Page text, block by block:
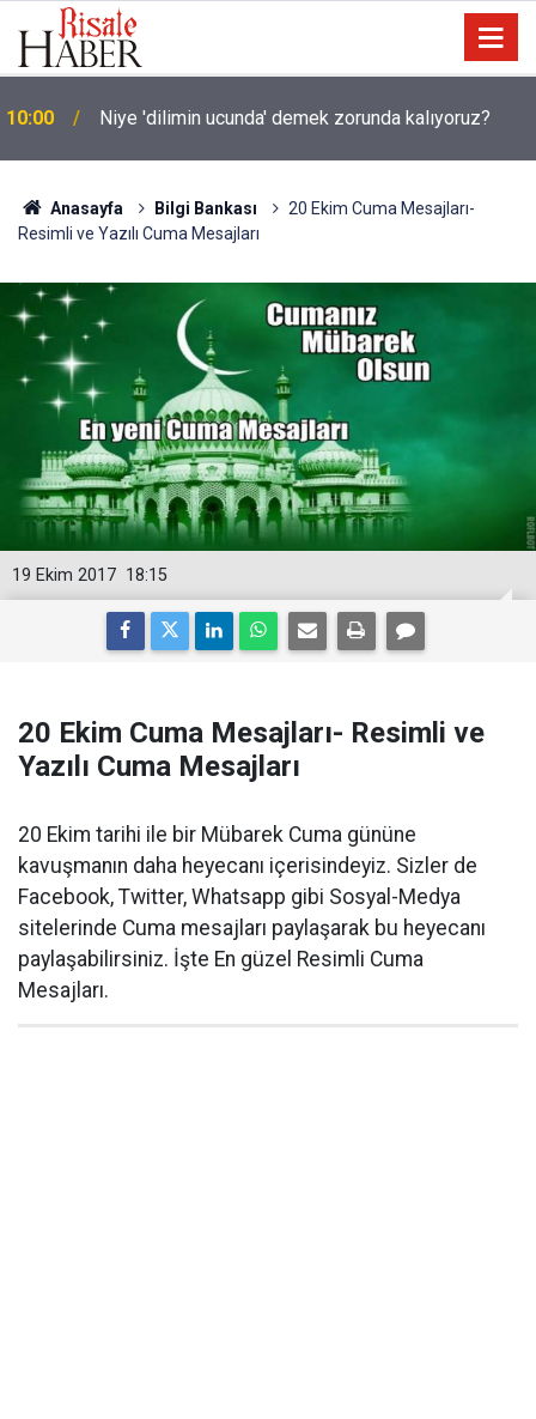
10:00 Niye 'dilimin ucunda' demek zorunda kalıyoruz?
Anasayfa Bilgi Bankası
20 Ekim Cuma Mesajları-
Resimli ve Yazılı Cuma Mesajları
18:15
19 Ekim 2017
20 Ekim Cuma Mesajları- Resimli ve
Yazılı Cuma Mesajları
20 Ekim tarihi ile bir Mübarek Cuma gününe
kavuşmanın daha heyecanı içerisindeyiz. Sizler de
Facebook, Twitter, Whatsapp gibi Sosyal-Medya
sitelerinde Cuma mesajları paylaşarak bu heyecanı
paylaşabilirsiniz. İşte En güzel Resimli Cuma
Mesajları.